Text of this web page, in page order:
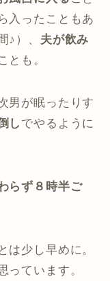
入ったこともあ
♪）、 夫が飲み
とも。
男が眠ったりす
し でやるように
らず８時半ご
は少し早めに。
っています。